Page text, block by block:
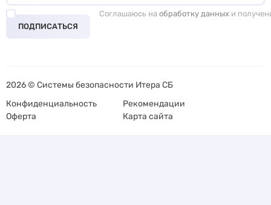
ПОДПИСАТЬСЯ
Соглашаюсь на обработку данных и
2026 © Системы безопасности Итера СБ
Конфиденциальность
Рекомендации
Оферта
Карта сайта